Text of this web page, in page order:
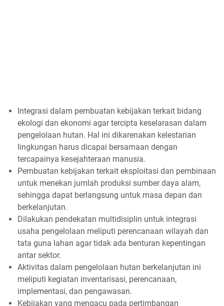
Integrasi dalam pembuatan kebijakan terkait bidang
ekologi dan ekonomi agar tercipta keselarasan dalam
pengelolaan hutan. Hal ini dikarenakan kelestarian
lingkungan harus dicapai bersamaan dengan
tercapainya kesejahteraan manusia.
Pembuatan kebijakan terkait eksploitasi dan pembinaan
untuk menekan jumlah produksi sumber daya alam,
sehingga dapat berlangsung untuk masa depan dan
berkelanjutan.
Dilakukan pendekatan multidisiplin untuk integrasi
usaha pengelolaan meliputi perencanaan wilayah dan
tata guna lahan agar tidak ada benturan kepentingan
antar sektor.
Aktivitas dalam pengelolaan hutan berkelanjutan ini
meliputi kegiatan inventarisasi, perencanaan,
implementasi, dan pengawasan.
Kebijakan yang mengacu pada pertimbangan